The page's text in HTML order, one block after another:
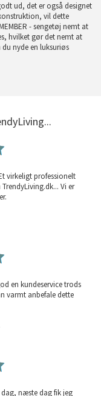
ud, det er også designet
vil dette
- sengetøj nemt at
hvilket gør det nemt at
du nyde en luksuriøs
virkeligt professionelt
Vi er
en kundeservice trods
varmt anbefale dette
dag, næste dag fik jeg